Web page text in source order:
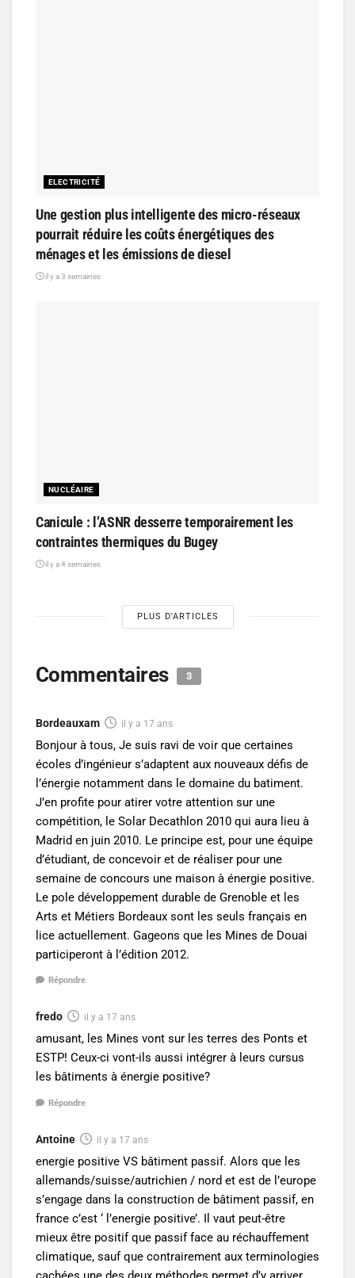
ELECTRICITÉ
Une gestion plus intelligente des micro-réseaux
pourrait réduire les coûts énergétiques des
ménages et les émissions de diesel
il y a 3 semaines
NUCLÉAIRE
Canicule : l’ASNR desserre temporairement les
contraintes thermiques du Bugey
il y a 4 semaines
PLUS D'ARTICLES
Commentaires 3
Bordeauxam il y a 17 ans
Bonjour à tous, Je suis ravi de voir que certaines
écoles d’ingénieur s’adaptent aux nouveaux défis de
l’énergie notamment dans le domaine du batiment.
J’en profite pour atirer votre attention sur une
compétition, le Solar Decathlon 2010 qui aura lieu à
Madrid en juin 2010. Le principe est, pour une équipe
d’étudiant, de concevoir et de réaliser pour une
semaine de concours une maison à énergie positive.
Le pole développement durable de Grenoble et les
Arts et Métiers Bordeaux sont les seuls français en
lice actuellement. Gageons que les Mines de Douai
participeront à l’édition 2012.
Répondre
fredo il y a 17 ans
amusant, les Mines vont sur les terres des Ponts et
ESTP! Ceux-ci vont-ils aussi intégrer à leurs cursus
les bâtiments à énergie positive?
Répondre
Antoine il y a 17 ans
energie positive VS bâtiment passif. Alors que les
allemands/suisse/autrichien / nord et est de l’europe
s’engage dans la construction de bâtiment passif, en
france c’est ‘ l’energie positive’. Il vaut peut-être
mieux être positif que passif face au réchauffement
climatique, sauf que contrairement aux terminologies